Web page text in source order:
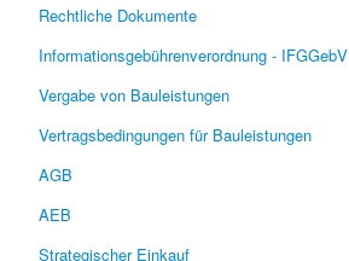
Rechtliche Dokumente
Informationsgebührenverordnung - IFGGebV
Vergabe von Bauleistungen
Vertragsbedingungen für Bauleistungen
AGB
AEB
Strategischer Einkauf